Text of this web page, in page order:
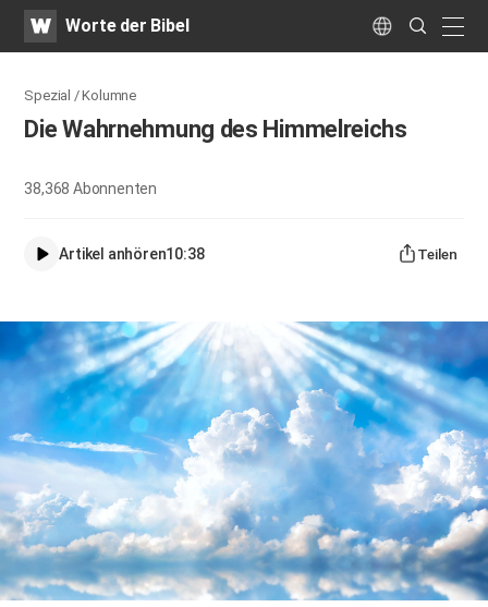
WATVWorte der Bibel Language
Search
Submit
Spezial / Kolumne
Die Wahrnehmung des Himmelreichs
38,368Abonnenten
Artikel anhören10:38 Teilen